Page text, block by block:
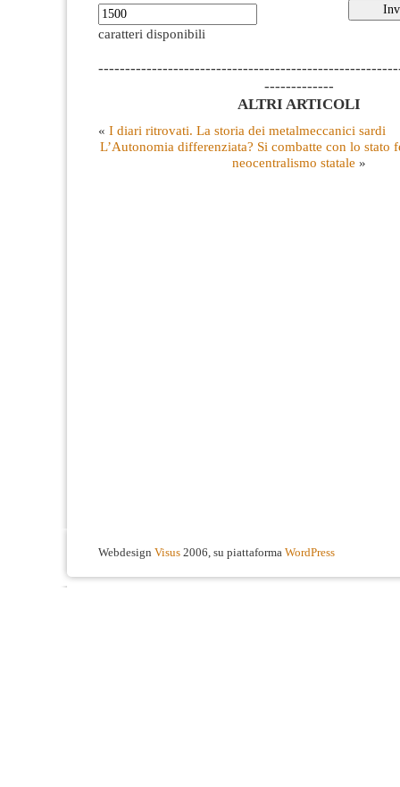
caratteri disponibili
-------------
ALTRI ARTICOLI
« I diari ritrovati. La storia dei metalmeccanici sardi
L’Autonomia differenziata? Si combatte con lo stato
neocentralismo statale »
Webdesign Visus 2006, su piattaforma WordPress